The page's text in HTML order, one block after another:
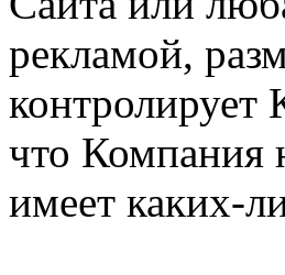
рекламой,
контролирует
что Компания
имеет каких-